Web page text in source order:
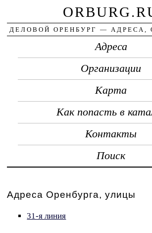
ДЕЛОВОЙ ОРЕНБУРГ — АДРЕСА,
Адреса
Организации
Карта
Как попасть в
Контакты
Поиск
Адреса Оренбурга, улицы
31-я линия